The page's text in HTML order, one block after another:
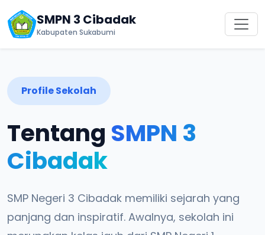
SMPN 3 Cibadak
Kabupaten Sukabumi
Profile Sekolah
Tentang SMPN 3
Cibadak
SMP Negeri 3 Cibadak memiliki sejarah yang
panjang dan inspiratif. Awalnya, sekolah ini